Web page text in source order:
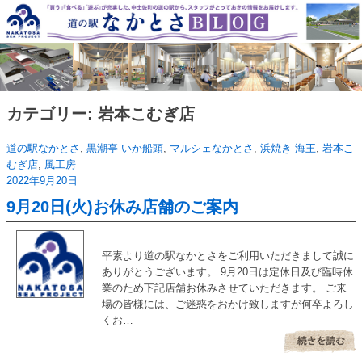
Skip
to
content
カテゴリー: 岩本こむぎ店
道の駅なかとさ , 黒潮亭 いか船頭, マルシェなかとさ , 浜焼き 海王, 岩本こ
むぎ店, 風工房
2022年9月20日
9月20日(火)お休み店舗のご案内
平素より道の駅なかとさをご利用いただきまして誠に
ありがとうございます。 9月20日は定休日及び臨時休
業のため下記店舗お休みさせていただきます。 ご来
場の皆様には、ご迷惑をおかけ致しますが何卒よろし
くお…